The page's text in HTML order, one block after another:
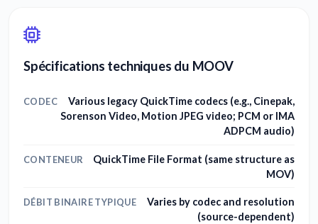
Spécifications techniques du MOOV
CODEC
Various legacy QuickTime codecs (e.g., Cinepak,
Sorenson Video, Motion JPEG video; PCM or IMA
ADPCM audio)
CONTENEUR
QuickTime File Format (same structure as
MOV)
DÉBIT BINAIRE TYPIQUE
Varies by codec and resolution
(source-dependent)